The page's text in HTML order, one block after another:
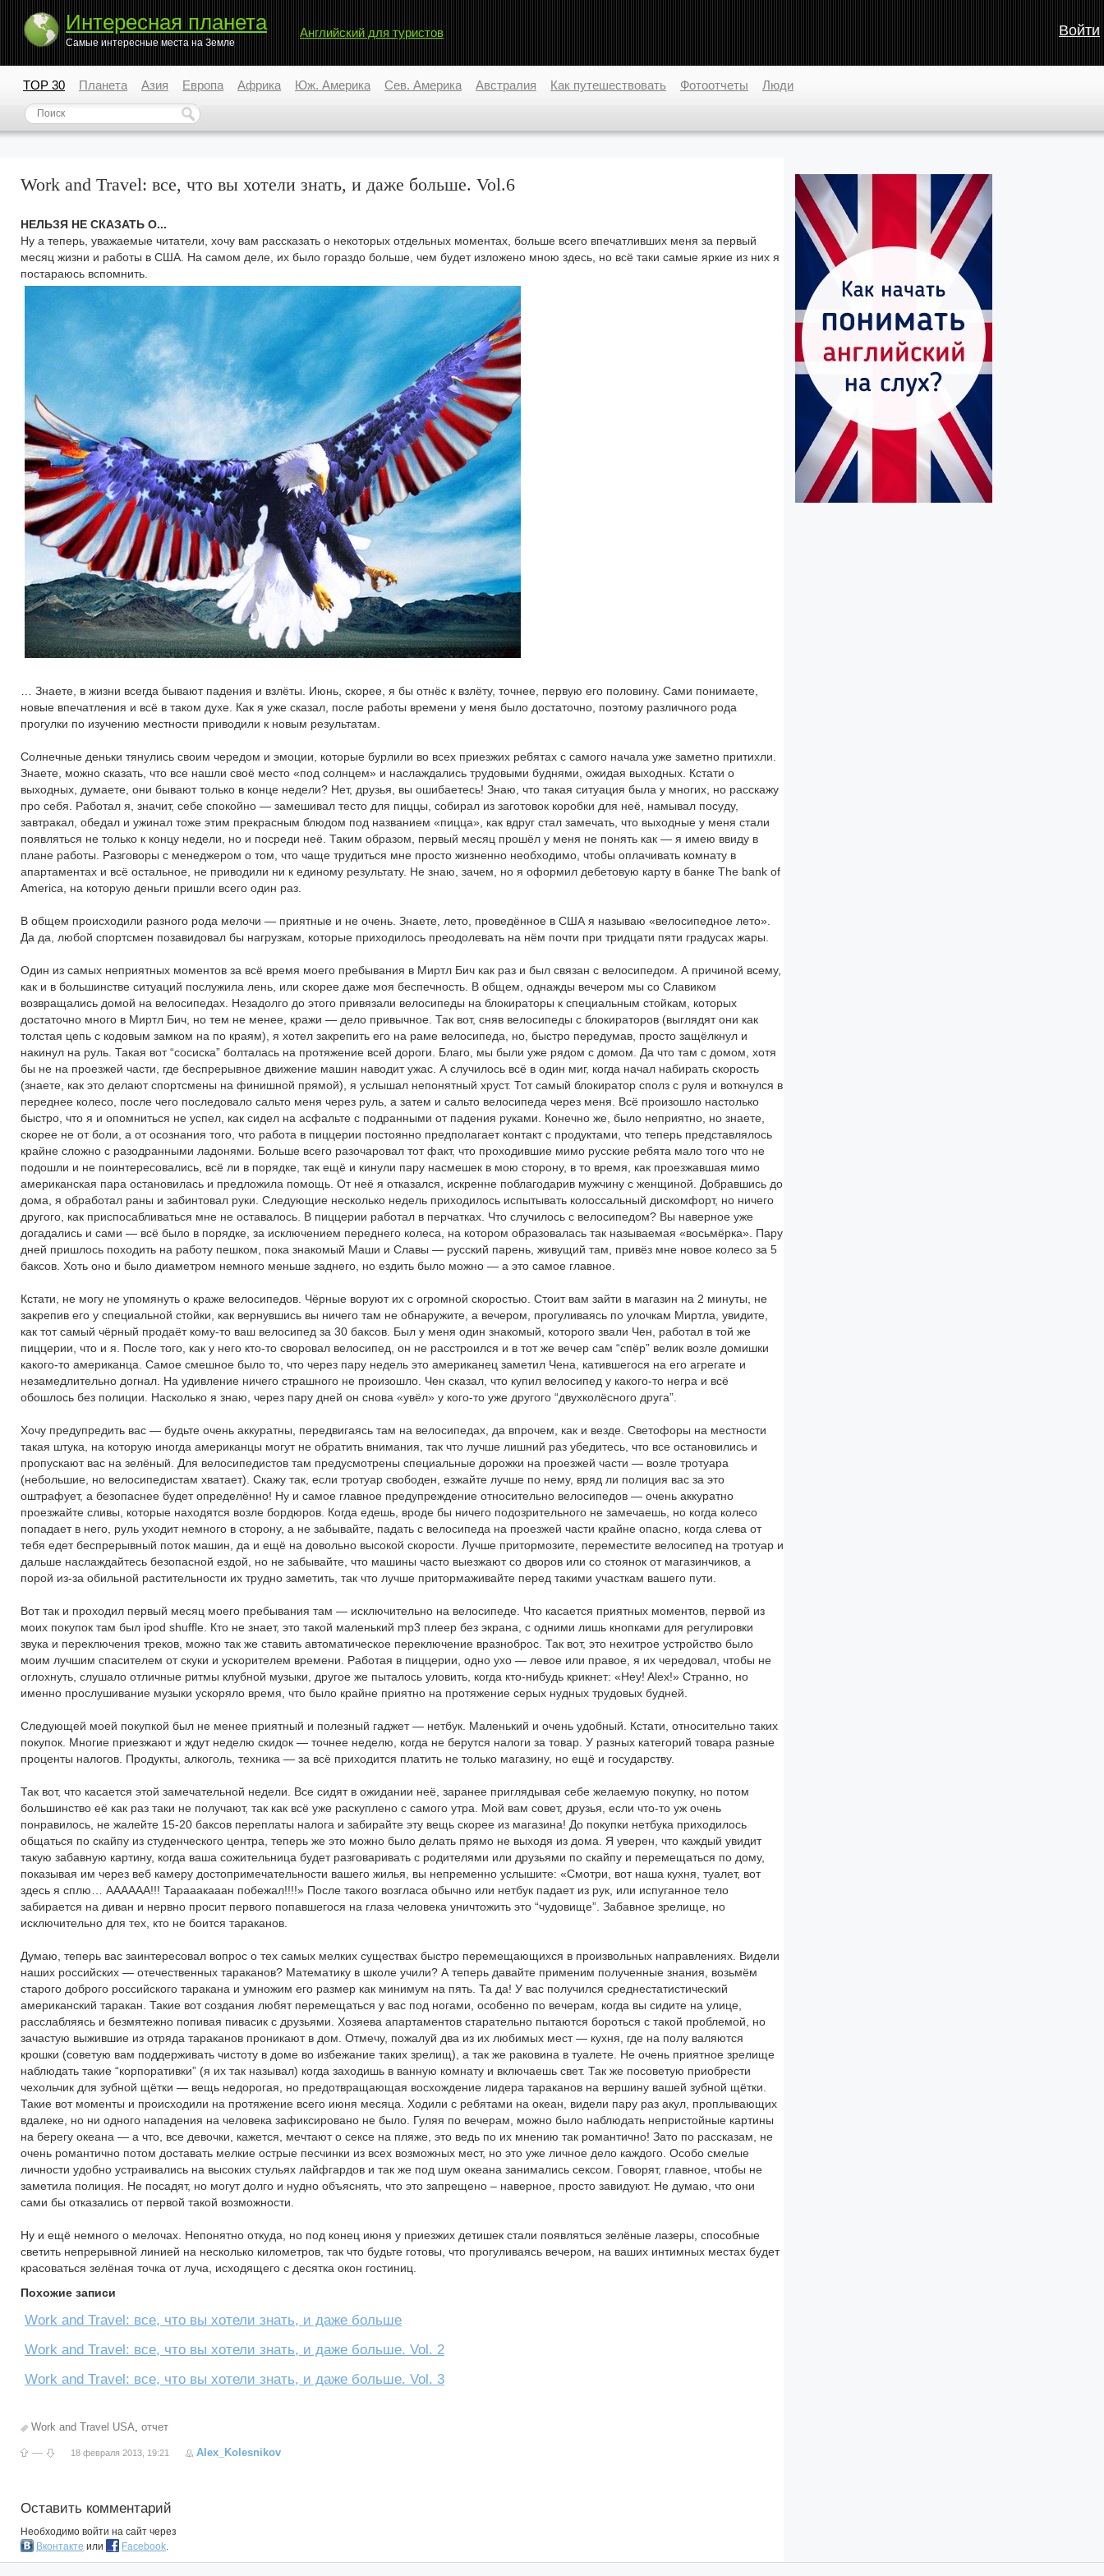
Интересная планета
Самые интересные места на Земле
Английский для туристов Войти
TOP 30 Планета Азия Европа Африка Юж. Америка Сев. Америка Австралия Как путешествовать Фотоотчеты Люди
Work and Travel: все, что вы хотели знать, и даже больше. Vol.6
НЕЛЬЗЯ НЕ СКАЗАТЬ О...
Ну а теперь, уважаемые читатели, хочу вам рассказать о некоторых отдельных моментах, больше всего впечатливших меня за первый
месяц жизни и работы в США. На самом деле, их было гораздо больше, чем будет изложено мною здесь, но всё таки самые яркие из них я
постараюсь вспомнить.
… Знаете, в жизни всегда бывают падения и взлёты. Июнь, скорее, я бы отнёс к взлёту, точнее, первую его половину. Сами понимаете,
новые впечатления и всё в таком духе. Как я уже сказал, после работы времени у меня было достаточно, поэтому различного рода
прогулки по изучению местности приводили к новым результатам.
Солнечные деньки тянулись своим чередом и эмоции, которые бурлили во всех приезжих ребятах с самого начала уже заметно притихли.
Знаете, можно сказать, что все нашли своё место «под солнцем» и наслаждались трудовыми буднями, ожидая выходных. Кстати о
выходных, думаете, они бывают только в конце недели? Нет, друзья, вы ошибаетесь! Знаю, что такая ситуация была у многих, но расскажу
про себя. Работал я, значит, себе спокойно — замешивал тесто для пиццы, собирал из заготовок коробки для неё, намывал посуду,
завтракал, обедал и ужинал тоже этим прекрасным блюдом под названием «пицца», как вдруг стал замечать, что выходные у меня стали
появляться не только к концу недели, но и посреди неё. Таким образом, первый месяц прошёл у меня не понять как — я имею ввиду в
плане работы. Разговоры с менеджером о том, что чаще трудиться мне просто жизненно необходимо, чтобы оплачивать комнату в
апартаментах и всё остальное, не приводили ни к единому результату. Не знаю, зачем, но я оформил дебетовую карту в банке The bank of
America, на которую деньги пришли всего один раз.
В общем происходили разного рода мелочи — приятные и не очень. Знаете, лето, проведённое в США я называю «велосипедное лето».
Да да, любой спортсмен позавидовал бы нагрузкам, которые приходилось преодолевать на нём почти при тридцати пяти градусах жары.
Один из самых неприятных моментов за всё время моего пребывания в Миртл Бич как раз и был связан с велосипедом. А причиной всему,
как и в большинстве ситуаций послужила лень, или скорее даже моя беспечность. В общем, однажды вечером мы со Славиком
возвращались домой на велосипедах. Незадолго до этого привязали велосипеды на блокираторы к специальным стойкам, которых
достаточно много в Миртл Бич, но тем не менее, кражи — дело привычное. Так вот, сняв велосипеды с блокираторов (выглядят они как
толстая цепь с кодовым замком на по краям), я хотел закрепить его на раме велосипеда, но, быстро передумав, просто защёлкнул и
накинул на руль. Такая вот “сосиска” болталась на протяжение всей дороги. Благо, мы были уже рядом с домом. Да что там с домом, хотя
бы не на проезжей части, где беспрерывное движение машин наводит ужас. А случилось всё в один миг, когда начал набирать скорость
(знаете, как это делают спортсмены на финишной прямой), я услышал непонятный хруст. Тот самый блокиратор сполз с руля и воткнулся в
переднее колесо, после чего последовало сальто меня через руль, а затем и сальто велосипеда через меня. Всё произошло настолько
быстро, что я и опомниться не успел, как сидел на асфальте с подранными от падения руками. Конечно же, было неприятно, но знаете,
скорее не от боли, а от осознания того, что работа в пиццерии постоянно предполагает контакт с продуктами, что теперь представлялось
крайне сложно с разодранными ладонями. Больше всего разочаровал тот факт, что проходившие мимо русские ребята мало того что не
подошли и не поинтересовались, всё ли в порядке, так ещё и кинули пару насмешек в мою сторону, в то время, как проезжавшая мимо
американская пара остановилась и предложила помощь. От неё я отказался, искренне поблагодарив мужчину с женщиной. Добравшись до
дома, я обработал раны и забинтовал руки. Следующие несколько недель приходилось испытывать колоссальный дискомфорт, но ничего
другого, как приспосабливаться мне не оставалось. В пиццерии работал в перчатках. Что случилось с велосипедом? Вы наверное уже
догадались и сами — всё было в порядке, за исключением переднего колеса, на котором образовалась так называемая «восьмёрка». Пару
дней пришлось походить на работу пешком, пока знакомый Маши и Славы — русский парень, живущий там, привёз мне новое колесо за 5
баксов. Хоть оно и было диаметром немного меньше заднего, но ездить было можно — а это самое главное.
Кстати, не могу не упомянуть о краже велосипедов. Чёрные воруют их с огромной скоростью. Стоит вам зайти в магазин на 2 минуты, не
закрепив его у специальной стойки, как вернувшись вы ничего там не обнаружите, а вечером, прогуливаясь по улочкам Миртла, увидите,
как тот самый чёрный продаёт кому-то ваш велосипед за 30 баксов. Был у меня один знакомый, которого звали Чен, работал в той же
пиццерии, что и я. После того, как у него кто-то своровал велосипед, он не расстроился и в тот же вечер сам “спёр” велик возле домишки
какого-то американца. Самое смешное было то, что через пару недель это американец заметил Чена, катившегося на его агрегате и
незамедлительно догнал. На удивление ничего страшного не произошло. Чен сказал, что купил велосипед у какого-то негра и всё
обошлось без полиции. Насколько я знаю, через пару дней он снова «увёл» у кого-то уже другого “двухколёсного друга”.
Хочу предупредить вас — будьте очень аккуратны, передвигаясь там на велосипедах, да впрочем, как и везде. Светофоры на местности
такая штука, на которую иногда американцы могут не обратить внимания, так что лучше лишний раз убедитесь, что все остановились и
пропускают вас на зелёный. Для велосипедистов там предусмотрены специальные дорожки на проезжей части — возле тротуара
(небольшие, но велосипедистам хватает). Скажу так, если тротуар свободен, езжайте лучше по нему, вряд ли полиция вас за это
оштрафует, а безопаснее будет определённо! Ну и самое главное предупреждение относительно велосипедов — очень аккуратно
проезжайте сливы, которые находятся возле бордюров. Когда едешь, вроде бы ничего подозрительного не замечаешь, но когда колесо
попадает в него, руль уходит немного в сторону, а не забывайте, падать с велосипеда на проезжей части крайне опасно, когда слева от
тебя едет беспрерывный поток машин, да и ещё на довольно высокой скорости. Лучше притормозите, переместите велосипед на тротуар и
дальше наслаждайтесь безопасной ездой, но не забывайте, что машины часто выезжают со дворов или со стоянок от магазинчиков, а
порой из-за обильной растительности их трудно заметить, так что лучше притормаживайте перед такими участкам вашего пути.
Вот так и проходил первый месяц моего пребывания там — исключительно на велосипеде. Что касается приятных моментов, первой из
моих покупок там был ipod shuffle. Кто не знает, это такой маленький mp3 плеер без экрана, с одними лишь кнопками для регулировки
звука и переключения треков, можно так же ставить автоматическое переключение вразноброс. Так вот, это нехитрое устройство было
моим лучшим спасителем от скуки и ускорителем времени. Работая в пиццерии, одно ухо — левое или правое, я их чередовал, чтобы не
оглохнуть, слушало отличные ритмы клубной музыки, другое же пыталось уловить, когда кто-нибудь крикнет: «Hey! Alex!» Странно, но
именно прослушивание музыки ускоряло время, что было крайне приятно на протяжение серых нудных трудовых будней.
Следующей моей покупкой был не менее приятный и полезный гаджет — нетбук. Маленький и очень удобный. Кстати, относительно таких
покупок. Многие приезжают и ждут неделю скидок — точнее неделю, когда не берутся налоги за товар. У разных категорий товара разные
проценты налогов. Продукты, алкоголь, техника — за всё приходится платить не только магазину, но ещё и государству.
Так вот, что касается этой замечательной недели. Все сидят в ожидании неё, заранее приглядывая себе желаемую покупку, но потом
большинство её как раз таки не получают, так как всё уже раскуплено с самого утра. Мой вам совет, друзья, если что-то уж очень
понравилось, не жалейте 15-20 баксов переплаты налога и забирайте эту вещь скорее из магазина! До покупки нетбука приходилось
общаться по скайпу из студенческого центра, теперь же это можно было делать прямо не выходя из дома. Я уверен, что каждый увидит
такую забавную картину, когда ваша сожительница будет разговаривать с родителями или друзьями по скайпу и перемещаться по дому,
показывая им через веб камеру достопримечательности вашего жилья, вы непременно услышите: «Смотри, вот наша кухня, туалет, вот
здесь я сплю… АААААА!!! Тарааакааан побежал!!!!» После такого возгласа обычно или нетбук падает из рук, или испуганное тело
забирается на диван и нервно просит первого попавшегося на глаза человека уничтожить это “чудовище”. Забавное зрелище, но
исключительно для тех, кто не боится тараканов.
Думаю, теперь вас заинтересовал вопрос о тех самых мелких существах быстро перемещающихся в произвольных направлениях. Видели
наших российских — отечественных тараканов? Математику в школе учили? А теперь давайте применим полученные знания, возьмём
старого доброго российского таракана и умножим его размер как минимум на пять. Та да! У вас получился среднестатистический
американский таракан. Такие вот создания любят перемещаться у вас под ногами, особенно по вечерам, когда вы сидите на улице,
расслабляясь и безмятежно попивая пивасик с друзьями. Хозяева апартаментов старательно пытаются бороться с такой проблемой, но
зачастую выжившие из отряда тараканов проникают в дом. Отмечу, пожалуй два из их любимых мест — кухня, где на полу валяются
крошки (советую вам поддерживать чистоту в доме во избежание таких зрелищ), а так же раковина в туалете. Не очень приятное зрелище
наблюдать такие “корпоративки” (я их так называл) когда заходишь в ванную комнату и включаешь свет. Так же посоветую приобрести
чехольчик для зубной щётки — вещь недорогая, но предотвращающая восхождение лидера тараканов на вершину вашей зубной щётки.
Такие вот моменты и происходили на протяжение всего июня месяца. Ходили с ребятами на океан, видели пару раз акул, проплывающих
вдалеке, но ни одного нападения на человека зафиксировано не было. Гуляя по вечерам, можно было наблюдать непристойные картины
на берегу океана — а что, все девочки, кажется, мечтают о сексе на пляже, это ведь по их мнению так романтично! Зато по рассказам, не
очень романтично потом доставать мелкие острые песчинки из всех возможных мест, но это уже личное дело каждого. Особо смелые
личности удобно устраивались на высоких стульях лайфгардов и так же под шум океана занимались сексом. Говорят, главное, чтобы не
заметила полиция. Не посадят, но могут долго и нудно объяснять, что это запрещено – наверное, просто завидуют. Не думаю, что они
сами бы отказались от первой такой возможности.
Ну и ещё немного о мелочах. Непонятно откуда, но под конец июня у приезжих детишек стали появляться зелёные лазеры, способные
светить непрерывной линией на несколько километров, так что будьте готовы, что прогуливаясь вечером, на ваших интимных местах будет
красоваться зелёная точка от луча, исходящего с десятка окон гостиниц.
Похожие записи
Work and Travel: все, что вы хотели знать, и даже больше
Work and Travel: все, что вы хотели знать, и даже больше. Vol. 2
Work and Travel: все, что вы хотели знать, и даже больше. Vol. 3
Work and Travel USA, отчет
— 18 февраля 2013, 19:21 Alex_Kolesnikov
Оставить комментарий
Необходимо войти на сайт через
Вконтакте или Facebook.